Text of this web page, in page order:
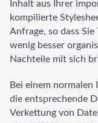
Inhalt aus Ihrer
kompilierte
Anfrage, so dass
wenig besser
Nachteile mit sich
Bei einem
die entsprechende
Verkettung von